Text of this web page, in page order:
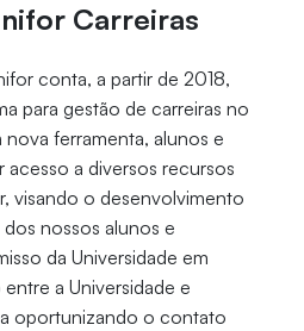
Carreiras
conta, a partir de 2018,
para gestão de carreiras no
ferramenta, alunos e
acesso a diversos recursos
visando o desenvolvimento
nossos alunos e
da Universidade em
a Universidade e
oportunizando o contato